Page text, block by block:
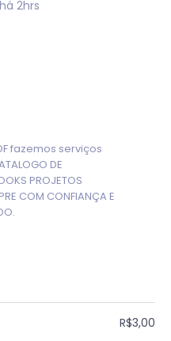
há 2hrs
fazemos serviços
DE
PROJETOS
COM CONFIANÇA E
R$3,00